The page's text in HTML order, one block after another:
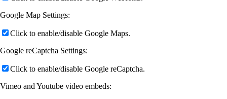
Google Map Settings:
Click to enable/disable Google Maps.
Google reCaptcha Settings:
Click to enable/disable Google reCaptcha.
Vimeo and Youtube video embeds: